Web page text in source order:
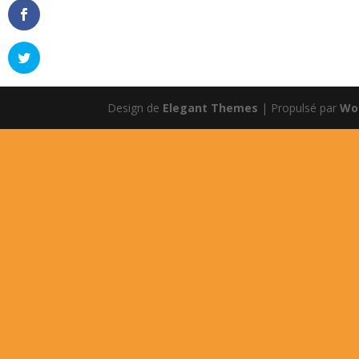
Design de Elegant Themes | Propulsé par